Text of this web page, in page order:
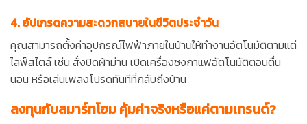
4. อัปเกรดความสะดวกสบายในชีวิตประจำวัน
คุณสามารถตั้งค่าอุปกรณ์ไฟฟ้าภายในบ้านให้ทำงานอัตโนมัติตามแต่
ไลฟ์สไตล์ เช่น สั่งปิดผ้าม่าน เปิดเครื่องชงกาแฟอัตโนมัติตอนตื่น
นอน หรือเล่นเพลงโปรดทันทีที่กลับถึงบ้าน
ลงทุนกับสมาร์ทโฮม คุ้มค่าจริงหรือแค่ตามเทรนด์?